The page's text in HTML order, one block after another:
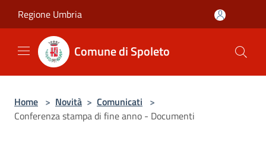
Regione Umbria
Comune di Spoleto
Home > Novità > Comunicati >
Conferenza stampa di fine anno - Documenti